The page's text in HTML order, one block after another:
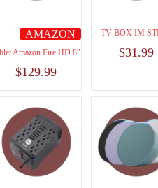
AMAZON
Amazon Fire HD 8″
$129.99
TV BOX IM
$31.99